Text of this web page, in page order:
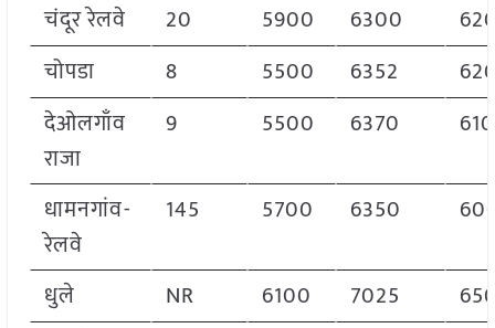
चंदूर रेलवे
20 5900 6300
चोपडा
8 5500 6352
देओलगाँव
राजा
9 5500 6370
धामनगांव-
रेलवे
145 5700 6350
धुले NR 6100 7025